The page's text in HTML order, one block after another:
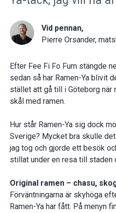
Vid pennan,
Pierre Orsander,
Efter Fee Fi Fo Fum stängde
sedan så har Ramen-Ya blivit
stället att gå till i Göteborg när
skål med ramen.
Hur står Ramen-Ya sig dock
Sverige? Mycket bra skulle
jag tog och gjorde ett besök
stillat under en resa till staden
Original ramen – chasu,
Förväntningarna är skyhöga
Ramen-Ya har fått. På menyn